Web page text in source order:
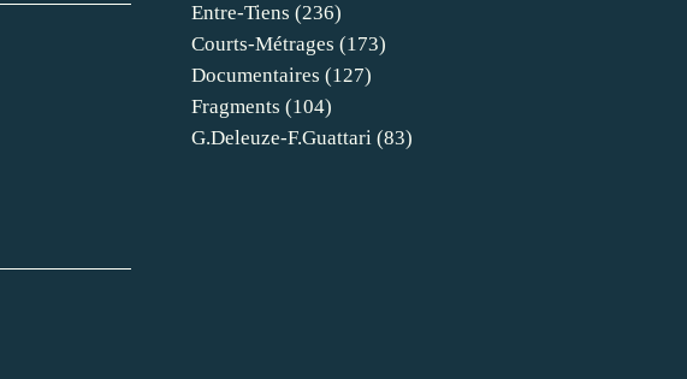
Entre-Tiens (236)
Courts-Métrages (173)
Documentaires (127)
Fragments (104)
G.deleuze-F.guattari (83)